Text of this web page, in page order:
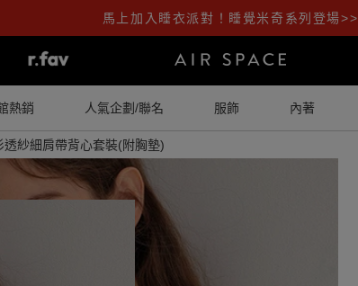
馬上加入睡衣派對！睡覺米奇系列登場>>
熱銷 人氣企劃/聯名 服飾 內著
透紗細肩帶背心套裝(附胸墊)